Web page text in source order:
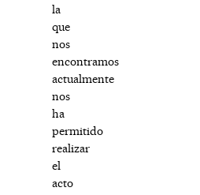
la
que
nos
encontramos
actualmente
nos
ha
permitido
realizar
el
acto